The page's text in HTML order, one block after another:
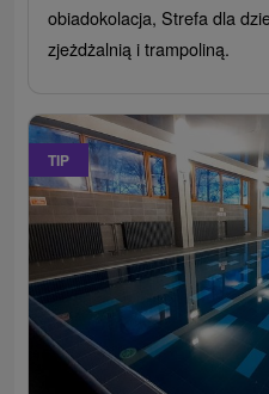
obiadokolacja, Strefa dla
zjeżdżalnią i trampoliną.
TIP